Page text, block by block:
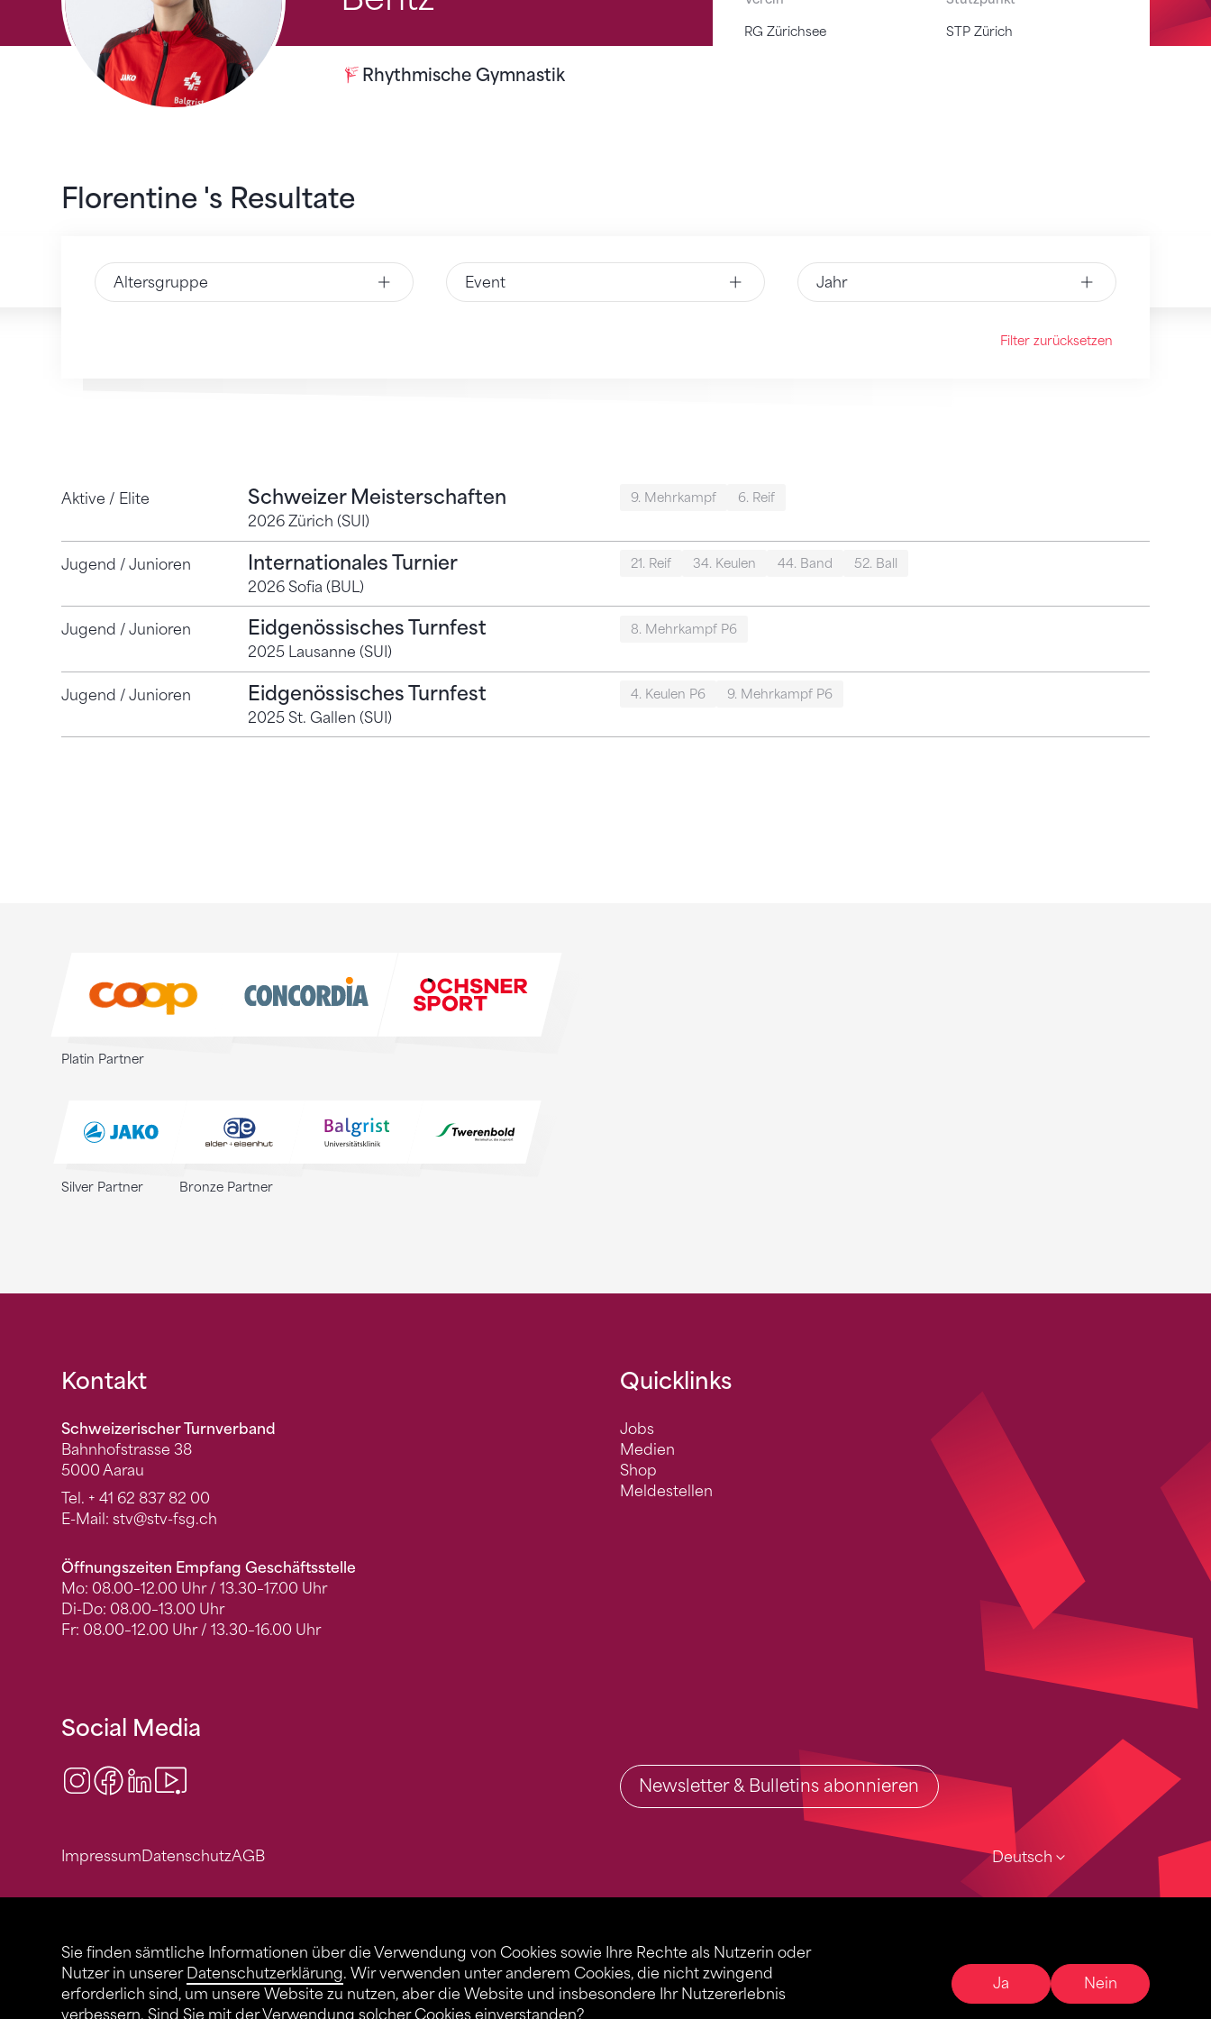
Sie finden sämtliche Informationen über die Verwendung von Cookies sowie Ihre Rechte als Nutzerin oder
Nutzer in unserer Datenschutzerklärung. Wir verwenden unter anderem Cookies, die nicht zwingend
erforderlich sind, um unsere Website zu nutzen, aber die Website und insbesondere Ihr Nutzererlebnis
verbessern. Sind Sie mit der Verwendung solcher Cookies einverstanden?
Ja Nein
Rhythmische Gymnastik
RG Zürichsee STP Zürich
Florentine 's Resultate
Altersgruppe Event Jahr
Filter zurücksetzen
Aktive / Elite Schweizer Meisterschaften
2026 Zürich (SUI)
9. Mehrkampf 6. Reif
Jugend / Junioren Internationales Turnier
2026 Sofia (BUL)
21. Reif 34. Keulen 44. Band 52. Ball
Jugend / Junioren Eidgenössisches Turnfest
2025 Lausanne (SUI)
8. Mehrkampf P6
Jugend / Junioren Eidgenössisches Turnfest
2025 St. Gallen (SUI)
4. Keulen P6 9. Mehrkampf P6
Platin Partner
Silver Partner Bronze Partner
Fusszeile
Kontakt
Schweizerischer Turnverband
Bahnhofstrasse 38
5000 Aarau
Tel. + 41 62 837 82 00
E-Mail: stv@stv-fsg.ch
Öffnungszeiten Empfang Geschäftsstelle
Mo: 08.00–12.00 Uhr / 13.30–17.00 Uhr
Di-Do: 08.00–13.00 Uhr
Fr: 08.00–12.00 Uhr / 13.30–16.00 Uhr
Quicklinks
Jobs
Medien
Shop
Meldestellen
Deutsch
Social Media
Instagram
Facebook
LinkedIn Newsletter & Bulletins abonnieren
ImpressumDatenschutzAGB